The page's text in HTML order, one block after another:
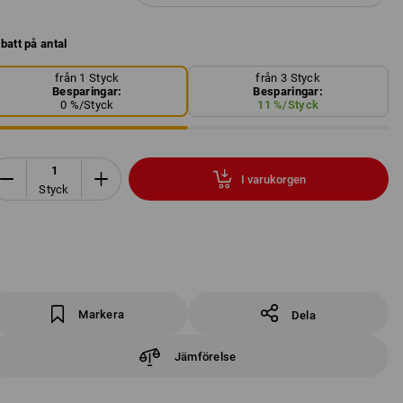
på antal
från 1 Styck
Besparingar:
0 %/Styck
från 3 Styck
Besparingar:
11 %/Styck
Styck
I varukorgen
Markera Dela
Jämförelse